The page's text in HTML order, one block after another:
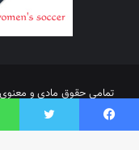
تمامی حقوق مادی و معنوی
فیس بوک توییتر واتس آپ